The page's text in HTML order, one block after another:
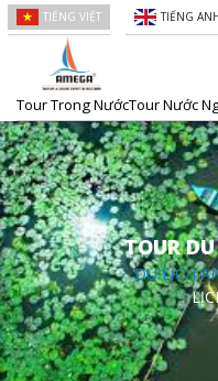
TIẾNG VIỆT TIẾNG
Tour Trong NướcTour Nước
TOUR
DU LỊCH